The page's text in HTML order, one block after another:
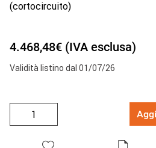
(cortocircuito)
4.468,48€ (IVA esclusa)
Validità listino dal 01/07/26